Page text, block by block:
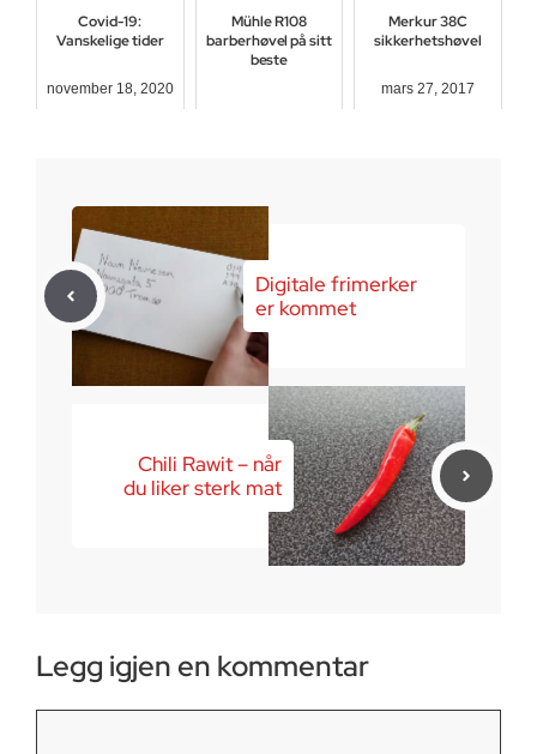
Covid-19:
Vanskelige tider
november 18, 2020
Mühle R108
barberhøvel på sitt
beste
Merkur 38C
sikkerhetshøvel
mars 27, 2017
Digitale frimerker
er kommet
Chili Rawit – når
du liker sterk mat
Legg igjen en kommentar